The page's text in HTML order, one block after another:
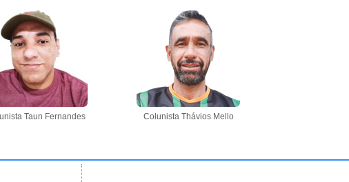
Taun Fernandes Colunista Thávios Mello